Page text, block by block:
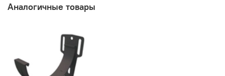
Аналогичные товары